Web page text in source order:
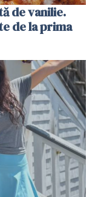
de vanilie.
de la prima